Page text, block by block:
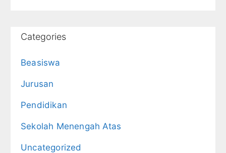
Categories
Beasiswa
Jurusan
Pendidikan
Sekolah Menengah Atas
Uncategorized